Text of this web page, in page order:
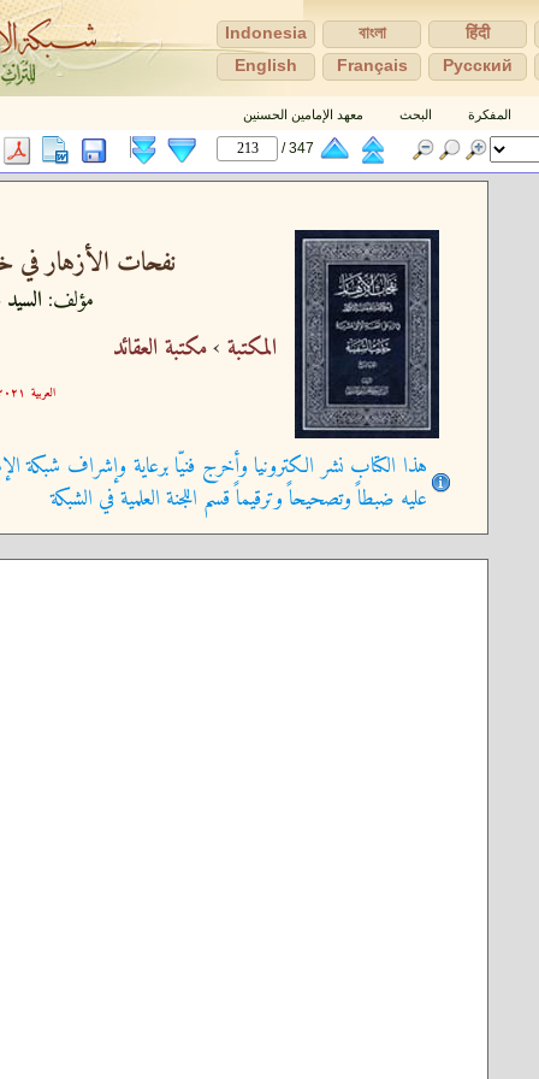
हिंदी
বাংলা
Indonesia
Pусский
Français
English
المفكرة البحث معهد الإمامين الحسنين
347 /
نفحات الأزهار في
مؤلف:
المكتبة ›مكتبة العقائد
العربية ٢٠٢١-٠٩-٢١
هذا الكتاب نشر الكترونيا وأخرج فنيّا برعاية وإشراف شبكة
عليه ضبطاً وتصحيحاً وترقيماً قسم اللجنة العلمية في الشبكة